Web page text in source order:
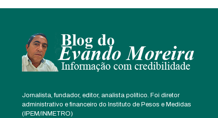
Jornalista, fundador, editor, analista político. Foi diretor
administrativo e financeiro do Instituto de Pesos e Medidas
(IPEM/INMETRO)